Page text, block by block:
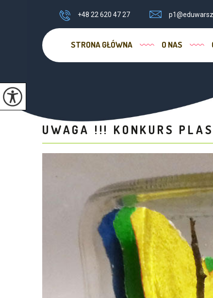
+48 22 620 47 27
STRONA GŁÓWNA O NAS
UWAGA !!! KONKURS